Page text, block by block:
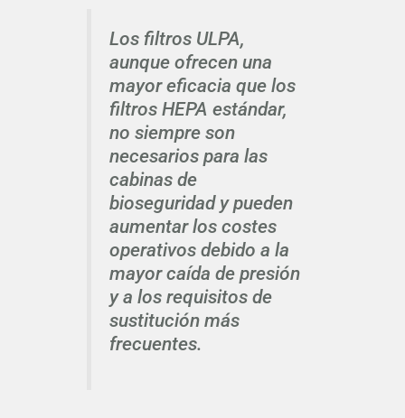
Los filtros ULPA,
aunque ofrecen una
mayor eficacia que los
filtros HEPA estándar,
no siempre son
necesarios para las
cabinas de
bioseguridad y pueden
aumentar los costes
operativos debido a la
mayor caída de presión
y a los requisitos de
sustitución más
frecuentes.